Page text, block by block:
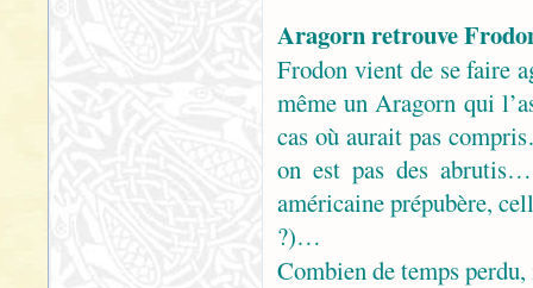
Aragorn retrouve
Frodon vient de se faire
même un Aragorn qui
cas où aurait pas
on est pas des
américaine prépubère,
?)…
Combien de temps